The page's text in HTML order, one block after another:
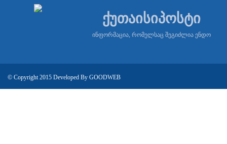
ქუთაისიპოსტი
ინფორმაცია, რომელსაც შეგიძლია ენდო
© Copyright 2015 Developed By GOODWEB